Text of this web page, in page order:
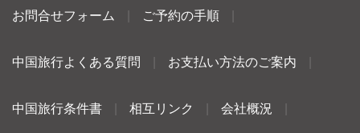
お問合せフォーム ご予約の手順
中国旅行よくある質問 お支払い方法のご案内
中国旅行条件書 相互リンク 会社概況